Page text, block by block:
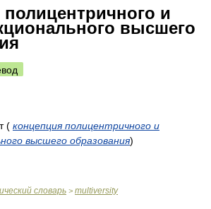
и
высшего
( концепция полицентричного и
высшего образования)
словарь > multiversity